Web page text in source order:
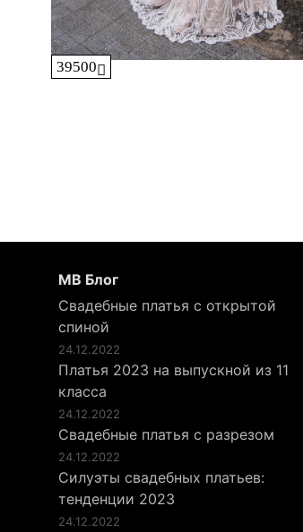
39500
МВ Блог
Свадебные платья с открытой
спиной
24.12.2022
Платья 2023 на выпускной из 11
класса
24.12.2022
Свадебные платья с разрезом
24.12.2022
Силуэты свадебных платьев:
тенденции 2023
24.12.2022